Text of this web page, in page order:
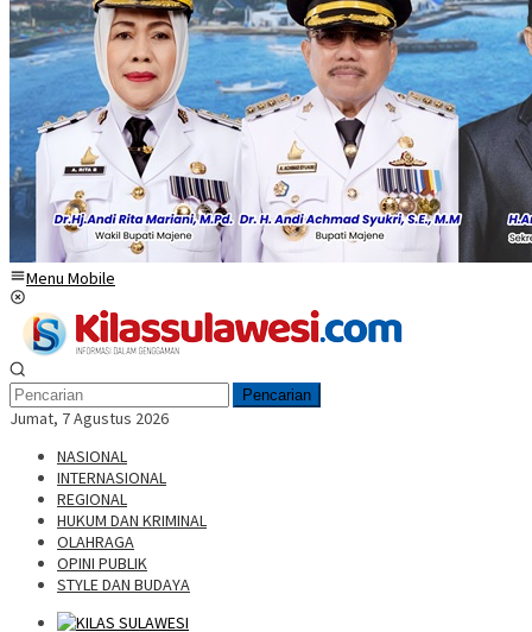
Menu Mobile
Pencarian
Jumat, 7 Agustus 2026
NASIONAL
INTERNASIONAL
REGIONAL
HUKUM DAN KRIMINAL
OLAHRAGA
OPINI PUBLIK
STYLE DAN BUDAYA